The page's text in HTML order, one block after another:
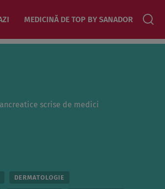
MEDICINĂ DE TOP BY SANADOR
scrise de medici
DERMATOLOGIE